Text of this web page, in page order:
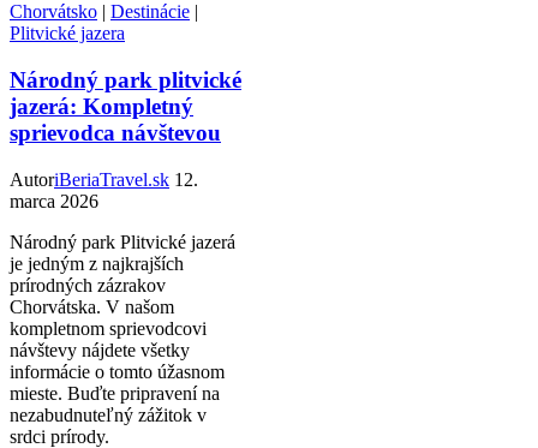
Chorvátsko | Destinácie |
Plitvické jazera
Národný park plitvické
jazerá: Kompletný
sprievodca návštevou
AutoriBeriaTravel.sk 12.
marca 2026
Národný park Plitvické jazerá
je jedným z najkrajších
prírodných zázrakov
Chorvátska. V našom
kompletnom sprievodcovi
návštevy nájdete všetky
informácie o tomto úžasnom
mieste. Buďte pripravení na
nezabudnuteľný zážitok v
srdci prírody.